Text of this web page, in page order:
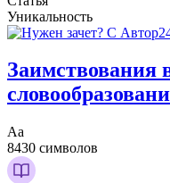
Уникальность
Заимствования
Аа
8430 символов